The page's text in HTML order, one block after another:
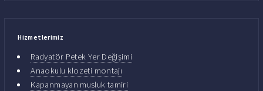
Hizmetlerimiz
Radyatör Petek Yer Değişimi
Anaokulu klozeti montajı
Kapanmayan musluk tamiri